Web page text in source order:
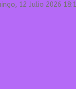
12 Julio 2026